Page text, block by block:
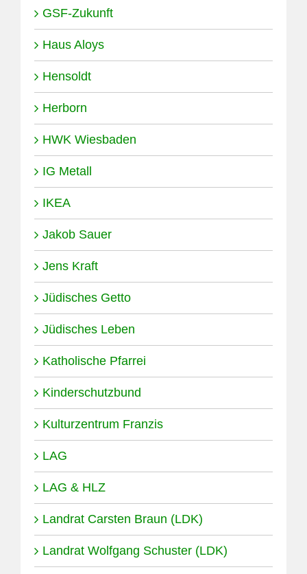
GSF-Zukunft
Haus Aloys
Hensoldt
Herborn
HWK Wiesbaden
IG Metall
IKEA
Jakob Sauer
Jens Kraft
Jüdisches Getto
Jüdisches Leben
Katholische Pfarrei
Kinderschutzbund
Kulturzentrum Franzis
LAG
LAG & HLZ
Landrat Carsten Braun (LDK)
Landrat Wolfgang Schuster (LDK)